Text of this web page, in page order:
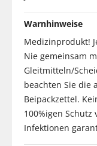
Warnhinweise
Medizinprodukt!
Nie gemeinsam
Gleitmitteln/
beachten Sie die
Beipackzettel.
100%igen
Infektionen